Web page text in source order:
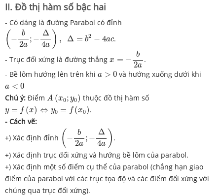
II. Đồ thị hàm số bậc hai
- Có dáng là đường Parabol có đỉnh
( −
b
2a
; −
Δ
4a ) , Δ = b2 − 4ac
−b 2a;−Δ 4a),Δ=b2 −4ac
.
- Trục đối xứng là đường thẳng x = −
b
2a
a
.
- Bề lõm hướng lên trên khi a > 0
a >0 và hướng xuống dưới khi
a < 0
a <0
Chú ý: Điểm A (x0; y0)
A x0 y0 ) thuộc đồ thị hàm số
y = f (x) ⇔ y0 = f (x0)
y x)⇔y 0 = f(x 0)
.
- Cách vẽ:
+) Xác định đỉnh ( −
b
2a
; −
Δ
4a )
− a a
.
+) Xác định trục đối xứng và hướng bề lõm của parabol.
+) Xác định một số điểm cụ thể của parabol (chẳng hạn giao
điểm của parabol với các trục tọa độ và các điểm đối xứng với
chúng qua trục đối xứng).